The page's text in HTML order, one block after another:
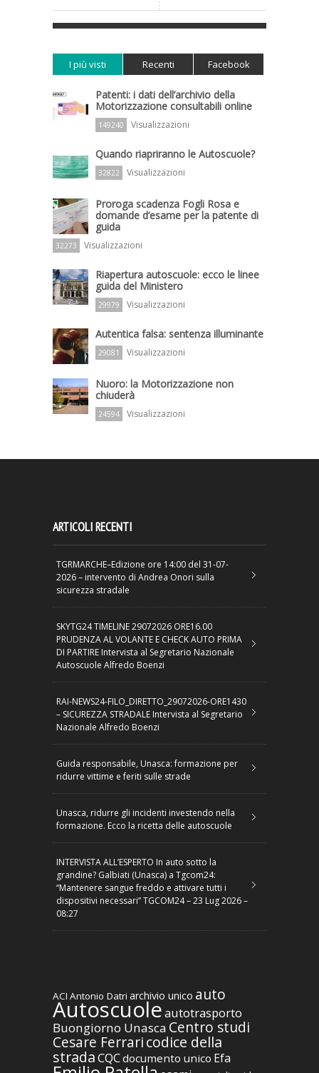
I più visti Recenti Facebook
Patenti: i dati dell’archivio della
Motorizzazione consultabili online
149240 Visualizzazioni
Quando riapriranno le Autoscuole?
32822 Visualizzazioni
Proroga scadenza Fogli Rosa e
domande d’esame per la patente di
guida
32273 Visualizzazioni
Riapertura autoscuole: ecco le linee
guida del Ministero
29979 Visualizzazioni
Autentica falsa: sentenza illuminante
29081 Visualizzazioni
Nuoro: la Motorizzazione non
chiuderà
24594 Visualizzazioni
ARTICOLI RECENTI
TGRMARCHE–Edizione ore 14:00 del 31-07-
2026 – intervento di Andrea Onori sulla
sicurezza stradale
SKYTG24 TIMELINE 29072026 ORE16.00
PRUDENZA AL VOLANTE E CHECK AUTO PRIMA
DI PARTIRE Intervista al Segretario Nazionale
Autoscuole Alfredo Boenzi
RAI-NEWS24-FILO_DIRETTO_29072026-ORE1430
– SICUREZZA STRADALE Intervista al Segretario
Nazionale Alfredo Boenzi
Guida responsabile, Unasca: formazione per
ridurre vittime e feriti sulle strade
Unasca, ridurre gli incidenti investendo nella
formazione. Ecco la ricetta delle autoscuole
INTERVISTA ALL’ESPERTO In auto sotto la
grandine? Galbiati (Unasca) a Tgcom24:
“Mantenere sangue freddo e attivare tutti i
dispositivi necessari” TGCOM24 – 23 Lug 2026 –
08:27
ACI Antonio Datri archivio unico auto
Autoscuoleautotrasporto
Buongiorno Unasca Centro studi
Cesare Ferraricodice della
stradaCQCdocumento unico Efa